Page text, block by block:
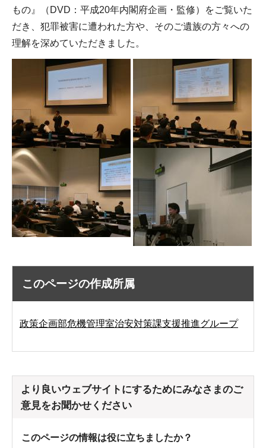
もの』（DVD：平成20年内閣府企画・監修）をご覧いた
だき、犯罪被害に遭われた方や、そのご遺族の方々への
理解を深めていただきました。
このページの作成所属
政策企画部危機管理室治安対策課支援推進グループ
より良いウェブサイトにするためにみなさまのご
意見をお聞かせください
このページの情報は役に立ちましたか？